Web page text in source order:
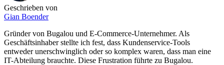
Geschrieben von
Gian Boender
Gründer von Bugalou und E-Commerce-Unternehmer. Als
Geschäftsinhaber stellte ich fest, dass Kundenservice-Tools
entweder unerschwinglich oder so komplex waren, dass man eine
IT-Abteilung brauchte. Diese Frustration führte zu Bugalou.